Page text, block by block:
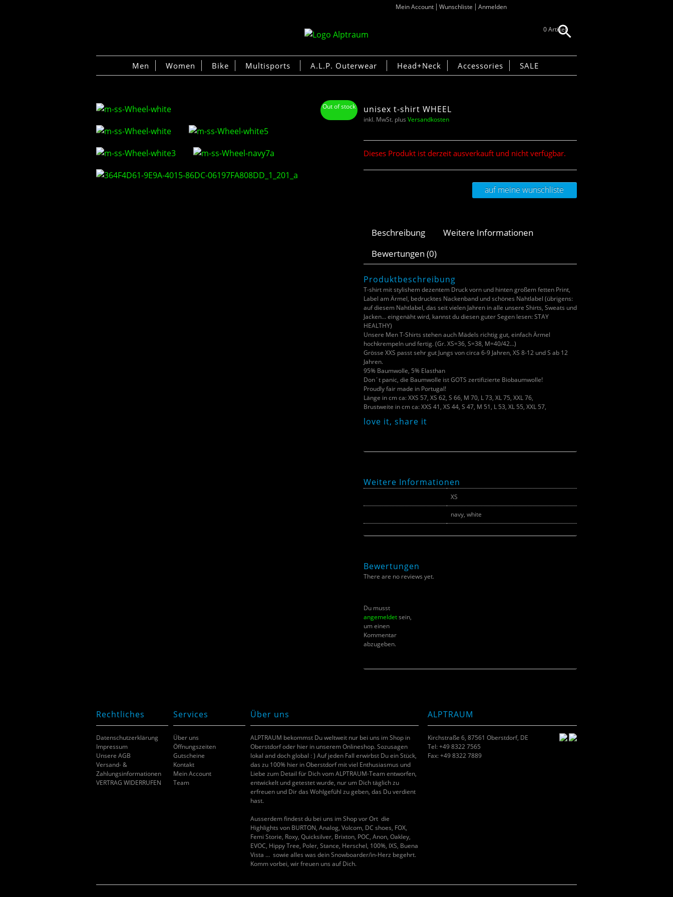
Mein Account Wunschliste Anmelden
0 Artikel
Men Women Bike Multisports A.L.P. Outerwear Head+Neck Accessories SALE
Out of stock unisex t-shirt WHEEL
inkl. MwSt. plus Versandkosten
Dieses Produkt ist derzeit ausverkauft und nicht verfügbar.
auf meine wunschliste
Beschreibung
Weitere Informationen
Bewertungen (0)
Produktbeschreibung
T-shirt mit stylishem dezentem Druck vorn und hinten großem fetten Print,
Label am Ärmel, bedrucktes Nackenband und schönes Nahtlabel (übrigens:
auf diesem Nahtlabel, das seit vielen Jahren in alle unsere Shirts, Sweats und
Jacken… eingenäht wird, kannst du diesen guter Segen lesen: STAY
HEALTHY)
Unsere Men T-Shirts stehen auch Mädels richtig gut, einfach Ärmel
hochkrempeln und fertig. (Gr. XS=36, S=38, M=40/42…)
Grösse XXS passt sehr gut Jungs von circa 6-9 Jahren, XS 8-12 und S ab 12
Jahren.
95% Baumwolle, 5% Elasthan
Don´t panic, die Baumwolle ist GOTS zertifizierte Biobaumwolle!
Proudly fair made in Portugal!
Länge in cm ca: XXS 57, XS 62, S 66, M 70, L 73, XL 75, XXL 76,
Brustweite in cm ca: XXS 41, XS 44, S 47, M 51, L 53, XL 55, XXL 57,
love it, share it
Weitere Informationen
XS
navy, white
Bewertungen
There are no reviews yet.
Du musst
angemeldetsein,
um einen
Kommentar
abzugeben.
Rechtliches
Datenschutzerklärung
Impressum
Unsere AGB
Versand- &
Zahlungsinformationen
VERTRAG WIDERRUFEN
Services
Über uns
Öffnungszeiten
Gutscheine
Kontakt
Mein Account
Team
Über uns
ALPTRAUM bekommst Du weltweit nur bei uns im Shop in
Oberstdorf oder hier in unserem Onlineshop. Sozusagen
lokal and doch global : ) Auf jeden Fall erwirbst Du ein Stück,
das zu 100% hier in Oberstdorf mit viel Enthusiasmus und
Liebe zum Detail für Dich vom ALPTRAUM-Team entworfen,
entwickelt und getestet wurde, nur um Dich täglich zu
erfreuen und Dir das Wohlgefühl zu geben, das Du verdient
hast.
Ausserdem findest du bei uns im Shop vor Ort die
Highlights von BURTON, Analog, Volcom, DC shoes, FOX,
Femi Storie, Roxy, Quicksilver, Brixton, POC, Anon, Oakley,
EVOC, Hippy Tree, Poler, Stance, Herschel, 100%, IXS, Buena
Vista … sowie alles was dein Snowboarder/in-Herz begehrt.
Komm vorbei, wir freuen uns auf Dich.
ALPTRAUM
Kirchstraße 6, 87561 Oberstdorf, DE
Tel: +49 8322 7565
Fax: +49 8322 7889